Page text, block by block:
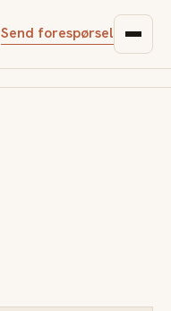
Send forespørsel